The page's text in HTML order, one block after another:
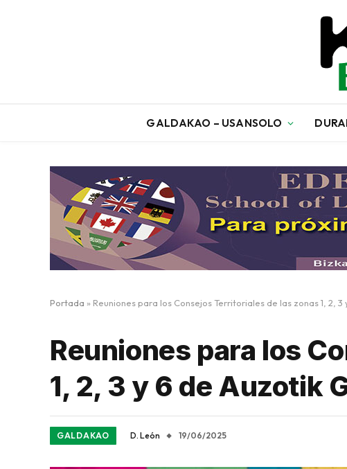
GALDAKAO – USANSOLO
Portada » Reuniones para los Consejos Territoriales de las zonas 1, 2,
Reuniones para los
1, 2, 3 y 6 de Auzotik
GALDAKAO D. León 19/06/2025